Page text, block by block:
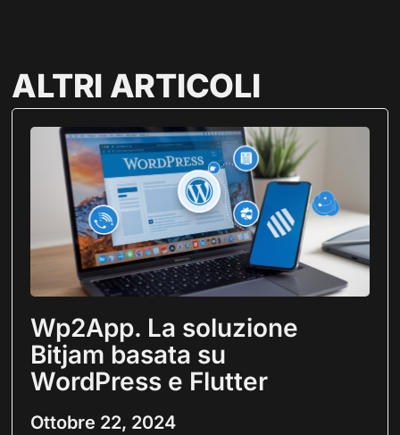
ALTRI ARTICOLI
Wp2App. La soluzione
Bitjam basata su
WordPress e Flutter
Ottobre 22, 2024